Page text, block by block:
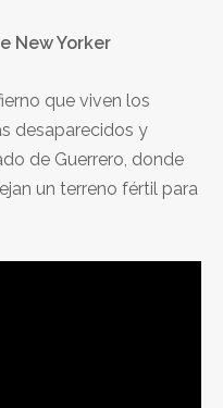
New Yorker
que viven los
desaparecidos y
de Guerrero, donde
un terreno fértil para